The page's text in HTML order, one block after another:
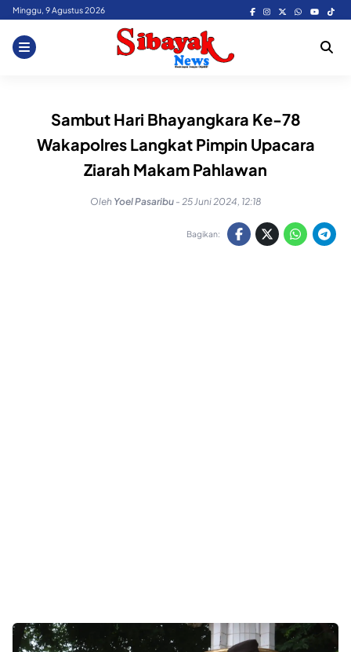
Skip
content
Minggu, 9 Agustus 2026
Sambut Hari Bhayangkara Ke-78
Wakapolres Langkat Pimpin Upacara
Ziarah Makam Pahlawan
Oleh Yoel Pasaribu - 25 Juni 2024, 12:18
Bagikan: